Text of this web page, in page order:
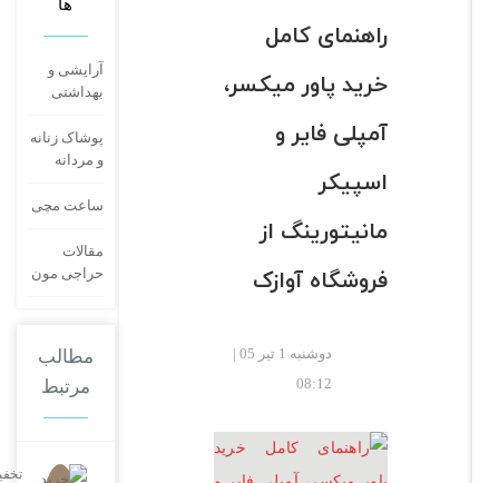
راهنمای کامل
خرید پاور میکسر،
آمپلی فایر و
اسپیکر
مانیتورینگ از
فروشگاه آوازک
دوشنبه 1 تیر 05 |
آرایشی و
بهداشتی
پوشاک زنانه
و مردانه
ساعت مچی
حراجی مون
مطالب
مرتبط
تخفیفات